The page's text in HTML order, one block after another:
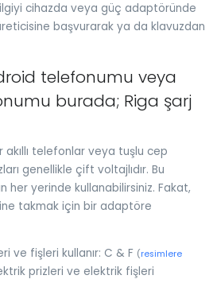
cihazda veya güç adaptöründe
başvurarak ya da klavuzdan
telefonumu veya
burada; Riga şarj
telefonlar veya tuşlu cep
genellikle çift voltajlıdır. Bu
her yerinde kullanabilirsiniz. Fakat,
takmak için bir adaptöre
ve fişleri kullanır: C & F (resimlere
prizleri ve elektrik fişleri